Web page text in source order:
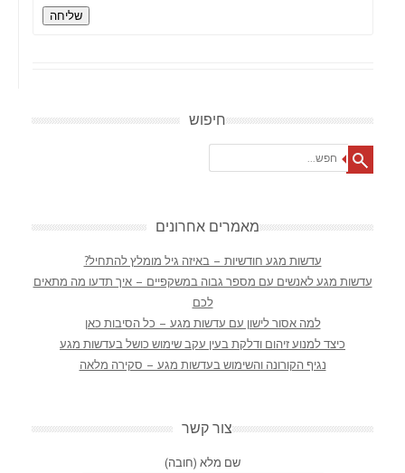
שליחה
חיפוש
מאמרים אחרונים
עדשות מגע חודשיות – באיזה גיל מומלץ להתחיל?
עדשות מגע לאנשים עם מספר גבוה במשקפיים – איך תדעו מה מתאים
לכם
למה אסור לישון עם עדשות מגע – כל הסיבות כאן
כיצד למנוע זיהום ודלקת בעין עקב שימוש כושל בעדשות מגע
נגיף הקורונה והשימוש בעדשות מגע – סקירה מלאה
צור קשר
שם מלא (חובה)